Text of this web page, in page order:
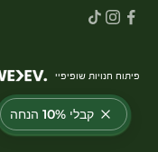
קבלי 10% הנחה
פיתוח חנויות שופיפיי